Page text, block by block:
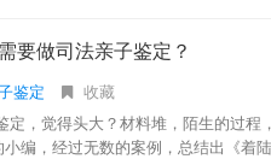
要做司法亲子鉴定？
鉴定
收藏
定，觉得头大？材料堆，陌生的过
编，经过无数的案例，总结出《着